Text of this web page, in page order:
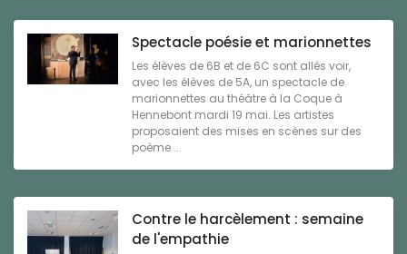
Spectacle poésie et marionnettes
Les élèves de 6B et de 6C sont allés voir,
avec les élèves de 5A, un spectacle de
marionnettes au théâtre à la Coque à
Hennebont mardi 19 mai. Les artistes
proposaient des mises en scènes sur des
poème ...
Contre le harcèlement : semaine
de l'empathie